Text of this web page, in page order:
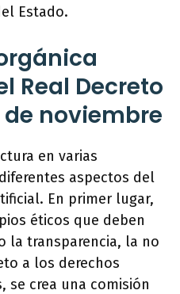
Estado.
Real Decreto
de noviembre
en varias
aspectos del
En primer lugar,
éticos que deben
la transparencia, la no
a los derechos
se crea una comisión